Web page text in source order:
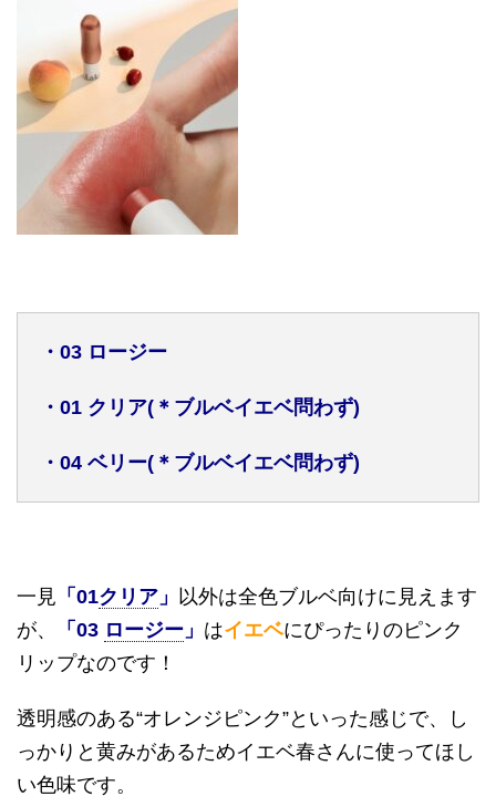
・ 03 ロージー
・ 01 クリア( ＊ブルベイエベ問わず)
・ 04 ベリー( ＊ブルベイエベ問わず)
一見 「 01クリア 」 以外は全色ブルベ向けに見えます
が、
「 03 ロージー 」 はイエベにぴったりのピンク
リップなのです！
透明感のある“オレンジピンク”といった感じで、し
っかりと黄みがあるためイエベ春さんに使ってほし
い色味です。